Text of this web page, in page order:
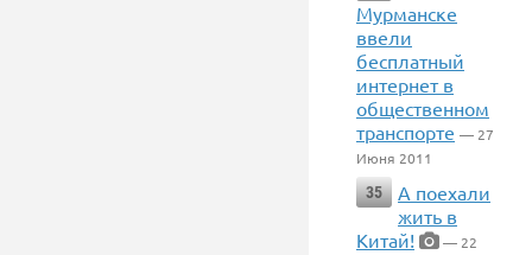
Мурманске
ввели
бесплатный
интернет в
общественном
транспорте — 27
Июня 2011
35
А поехали
жить в
Китай!
— 22